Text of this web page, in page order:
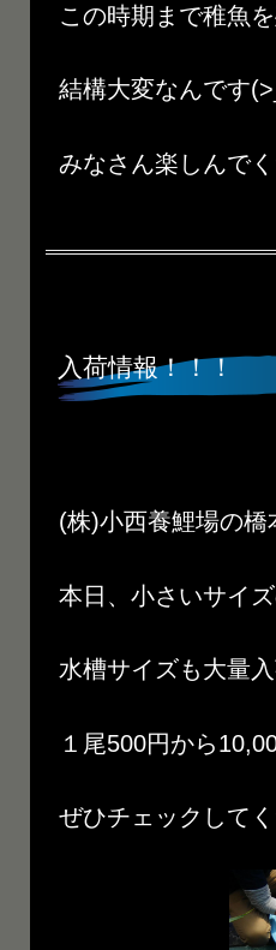
この時期まで稚魚
結構大変なんです
みなさん楽しんで
入荷情報！！！
(株)小西養鯉場の橋
本日、小さいサイ
水槽サイズも大量
１尾500円から
ぜひチェックして